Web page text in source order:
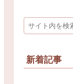
新着記事